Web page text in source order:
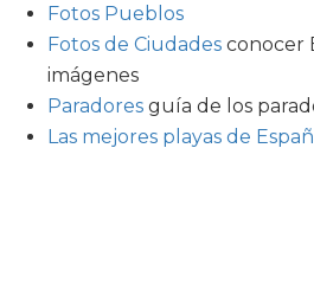
Fotos Pueblos
Fotos de Ciudades conocer
imágenes
Paradores guía de los
Las mejores playas de